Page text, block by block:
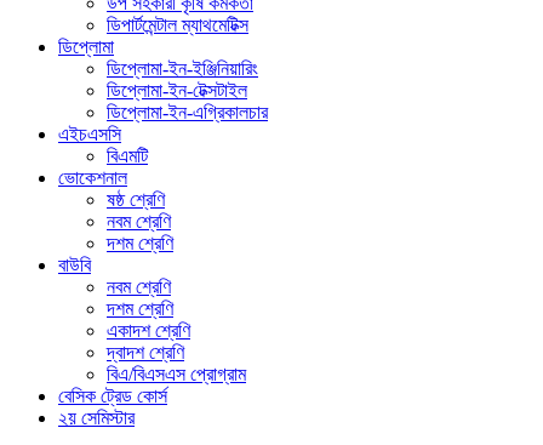
ডিপার্টমেন্টাল ম্যাথমেটিক্স
ডিপ্লোমা
ডিপ্লোমা-ইন-ইঞ্জিনিয়ারিং
ডিপ্লোমা-ইন-টেক্সটাইল
ডিপ্লোমা-ইন-এগ্রিকালচার
এইচএসসি
বিএমটি
ভোকেশনাল
ষষ্ঠ শ্রেণি
নবম শ্রেণি
দশম শ্রেণি
বাউবি
নবম শ্রেণি
দশম শ্রেণি
একাদশ শ্রেণি
দ্বাদশ শ্রেণি
বিএ/বিএসএস প্রোগ্রাম
বেসিক ট্রেড কোর্স
২য় সেমিস্টার